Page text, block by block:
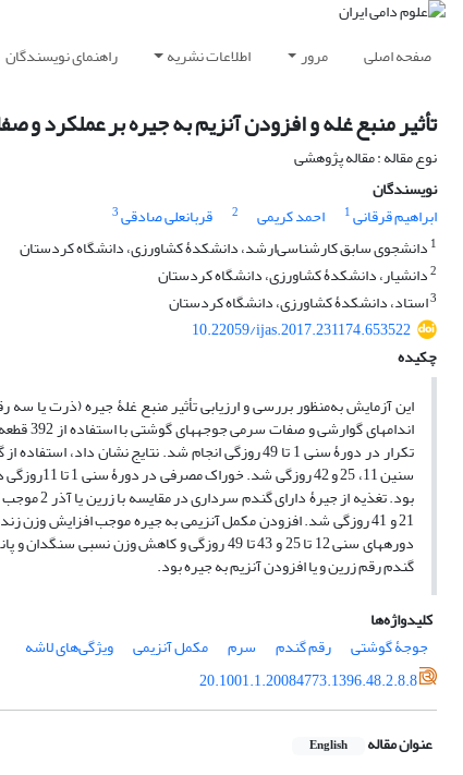
صفحه اصلی مرور اطلاعات نشریه راهنمای نویسندگان
تأثیر منبع غله و افزودن آنزیم به جیره بر
نوع مقاله : مقاله پژوهشی
نویسندگان
ابراهیم قرقانی1 احمد کریمی 2 قربانعلی صادقی3
1 دانشجوی سابق کارشناسی‌ارشد، دانشکدۀ کشاورزی، دانشگاه کردستان
2دانشیار، دانشکدۀ کشاورزی، دانشگاه کردستان
3استاد، دانشکدۀ کشاورزی، دانشگاه کردستان
10.22059/ijas.2017.231174.653522
چکیده
گندم رقم زرین و یا افزودن آنزیم به جیره بود.
کلیدواژه‌ها
جوجۀ ‌گوشتی
رقم گندم سرم مکمل آنزیمی
ویژگی‌های لاشه
20.1001.1.20084773.1396.48.2.8.8
عنوان مقاله English